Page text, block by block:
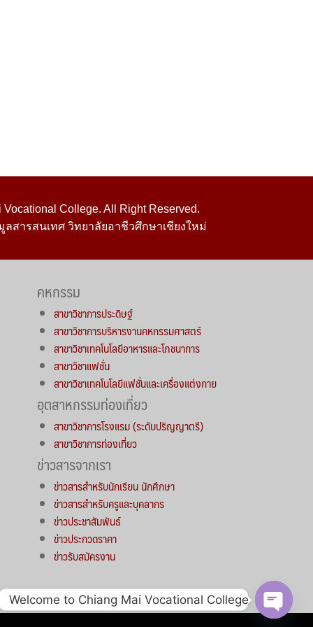
College. All Right Reserved.
สารสนเทศ วิทยาลัยอาชีวศึกษาเชียงใหม่
คหกรรม
สาขาวิชาการประดิษฐ์
สาขาวิชาการบริหารงานคหกรรมศาสตร์
สาขาวิชาเทคโนโลยีอาหารและโภชนาการ
สาขาวิชาแฟชั่น
สาขาวิชาเทคโนโลยีแฟชั่นและเครื่องแต่งกาย
อุตสาหกรรมท่องเที่ยว
สาขาวิชาการโรงแรม (ระดับปริญญาตรี)
สาขาวิชาการท่องเที่ยว
ข่าวสารจากเรา
ข่าวสารสำหรับนักเรียน นักศึกษา
ข่าวสารสำหรับครูและบุคลากร
ข่าวประชาสัมพันธ์
ข่าวประกวดราคา
ข่าวรับสมัครงาน
Welcome to Chiang Mai Vocational College